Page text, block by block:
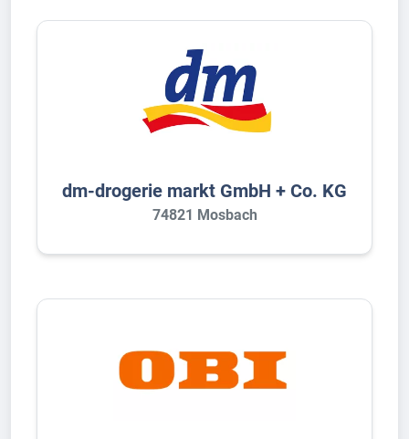
dm-drogerie markt GmbH + Co. KG
74821 Mosbach